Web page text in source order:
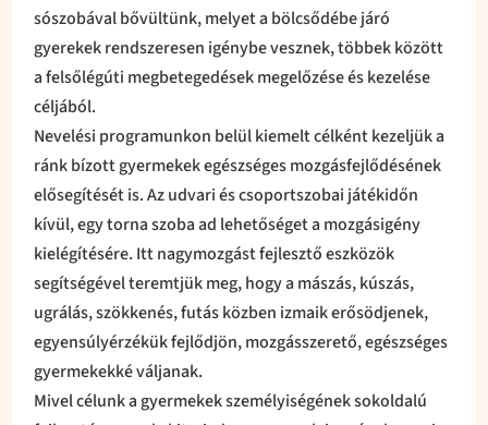
sószobával bővültünk, melyet a bölcsődébe járó
gyerekek rendszeresen igénybe vesznek, többek között
a felsőlégúti megbetegedések megelőzése és kezelése
céljából.
Nevelési programunkon belül kiemelt célként kezeljük a
ránk bízott gyermekek egészséges mozgásfejlődésének
elősegítését is. Az udvari és csoportszobai játékidőn
kívül, egy torna szoba ad lehetőséget a mozgásigény
kielégítésére. Itt nagymozgást fejlesztő eszközök
segítségével teremtjük meg, hogy a mászás, kúszás,
ugrálás, szökkenés, futás közben izmaik erősödjenek,
egyensúlyérzékük fejlődjön, mozgásszerető, egészséges
gyermekekké váljanak.
Mivel célunk a gyermekek személyiségének sokoldalú